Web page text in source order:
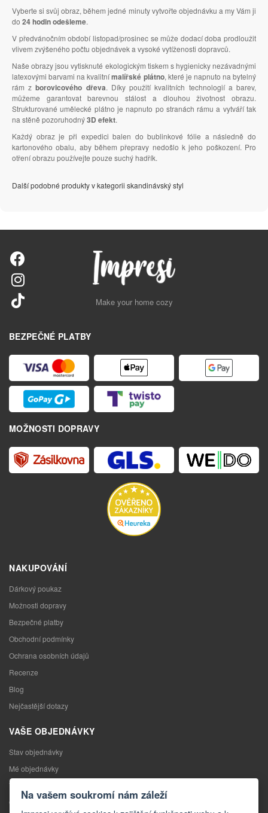
Vyberte si svůj obraz, během jedné minuty vytvořte objednávku a my Vám ji
do 24 hodin odešleme.
V předvánočním období listopad/prosinec se může dodací doba prodloužit
vlivem zvýšeného počtu objednávek a vysoké vytíženosti dopravců.
Naše obrazy jsou vytisknuté ekologickým tiskem s hygienicky nezávadnými
latexovými barvami na kvalitnímalířské plátno, které je napnuto na bytelný
rám zborovicového dřeva. Díky použití kvalitních technologií a barev,
můžeme garantovat barevnou stálost a dlouhou životnost obrazu.
Strukturované umělecké plátno je napnuto po stranách rámu a vytváří tak
na stěně pozoruhodný3D efekt.
Každý obraz je při expedici balen do bublinkové fólie a následně do
kartonového obalu, aby během přepravy nedošlo k jeho poškození. Pro
otření obrazu používejte pouze suchý hadřík.
Další podobné produkty v kategorii skandinávský styl
Make your home cozy
BEZPEČNÉ PLATBY
MOŽNOSTI DOPRAVY
NAKUPOVÁNÍ
Dárkový poukaz
Možnosti dopravy
Bezpečné platby
Obchodní podmínky
Ochrana osobních údajů
Recenze
Blog
Nejčastější dotazy
VAŠE OBJEDNÁVKY
Stav objednávky
Mé objednávky
Výměna zboží
Odstoupení od kupní smlouvy
Na vašem soukromí nám záleží